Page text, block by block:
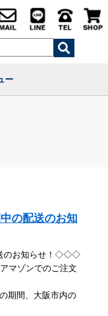
ー
の配送のお知
のお知らせ！◇◇◇
マゾンでのご注文
期間、大阪市内の